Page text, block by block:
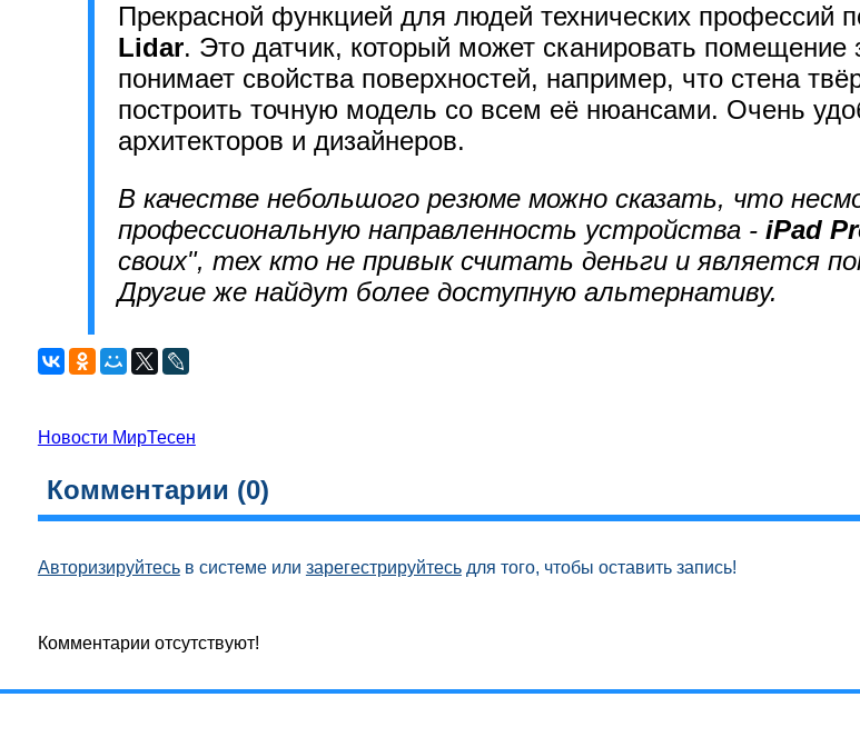
Прекрасной функцией для людей технических профессий
Lidar. Это датчик, который может сканировать
понимает свойства поверхностей, например, что стена
построить точную модель со всем её нюансами. Очень
архитекторов и дизайнеров.
В качестве небольшого резюме можно сказать, что
профессиональную направленность устройства - iPad
своих", тех кто не привык считать деньги и является
Другие же найдут более доступную альтернативу.
Новости МирТесен
Комментарии (0)
Авторизируйтесьв системе или зарегестрируйтесьдля того, чтобы оставить запись!
Комментарии отсутствуют!